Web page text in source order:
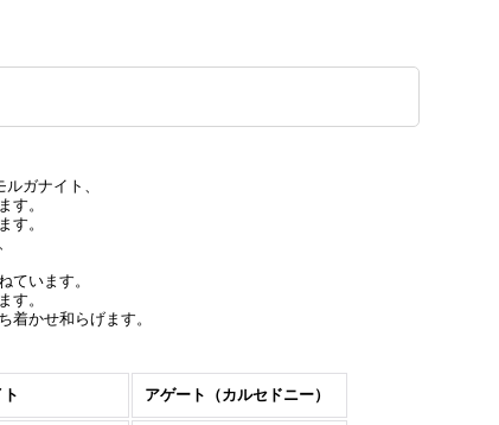
ガナイト、
す。
す。
ています。
す。
かせ和らげます。
アゲート（カルセドニー）